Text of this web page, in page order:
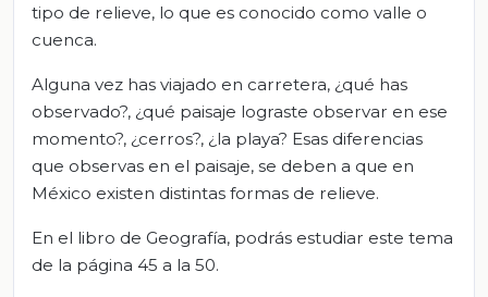
tipo de relieve, lo que es conocido como valle o
cuenca.
Alguna vez has viajado en carretera, ¿qué has
observado?, ¿qué paisaje lograste observar en ese
momento?, ¿cerros?, ¿la playa? Esas diferencias
que observas en el paisaje, se deben a que en
México existen distintas formas de relieve.
En el libro de Geografía, podrás estudiar este tema
de la página 45 a la 50.